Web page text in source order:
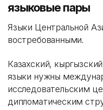
языковые пары
Языки Центральной
востребованными.
Казахский,
языки нужны
исследовательским
дипломатическим